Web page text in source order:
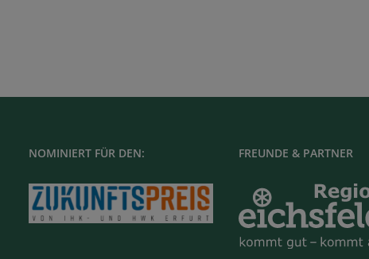
NOMINIERT FÜR DEN: FREUNDE & PARTNER